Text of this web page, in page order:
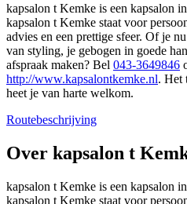
kapsalon t Kemke is een kapsalon
kapsalon t Kemke staat voor
advies en een prettige sfeer. Of je
van styling, je gebogen in goede
afspraak maken? Bel 043-3649846
http://www.kapsalontkemke.nl. Het
heet je van harte welkom.
Routebeschrijving
+
Over kapsalon t
kapsalon t Kemke is een kapsalon
kapsalon t Kemke staat voor